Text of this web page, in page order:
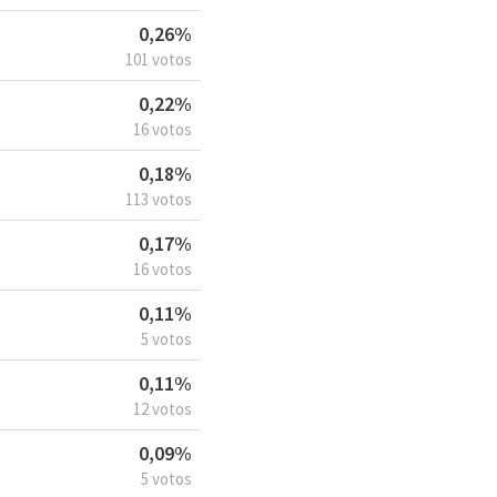
0,26%
101 votos
0,22%
16 votos
0,18%
113 votos
0,17%
16 votos
0,11%
5 votos
0,11%
12 votos
0,09%
5 votos